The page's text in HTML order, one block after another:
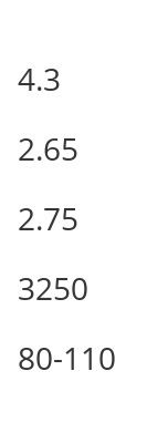
4.3
2.65
2.75
3250
80-110